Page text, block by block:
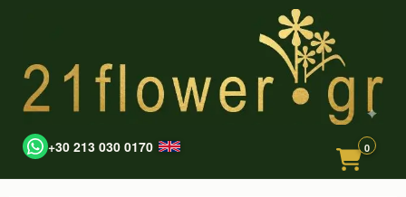
+30 213 030 0170 0